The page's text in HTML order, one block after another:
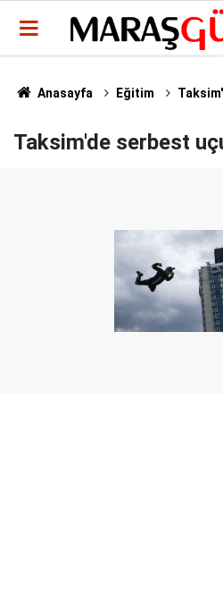
Anasayfa Eğitim
Taksim'de serbest